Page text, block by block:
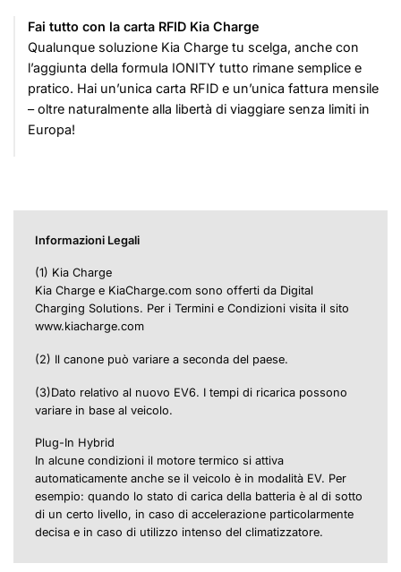
Fai tutto con la carta RFID Kia Charge
Qualunque soluzione Kia Charge tu scelga, anche con
l’aggiunta della formula IONITY tutto rimane semplice e
pratico. Hai un’unica carta RFID e un’unica fattura mensile
– oltre naturalmente alla libertà di viaggiare senza limiti in
Europa!
Informazioni Legali
(1) Kia Charge
Kia Charge e KiaCharge.com sono offerti da Digital
Charging Solutions. Per i Termini e Condizioni visita il sito
www.kiacharge.com
(2) Il canone può variare a seconda del paese.
(3)Dato relativo al nuovo EV6. I tempi di ricarica possono
variare in base al veicolo.
Plug-In Hybrid
In alcune condizioni il motore termico si attiva
automaticamente anche se il veicolo è in modalità EV. Per
esempio: quando lo stato di carica della batteria è al di sotto
di un certo livello, in caso di accelerazione particolarmente
decisa e in caso di utilizzo intenso del climatizzatore.